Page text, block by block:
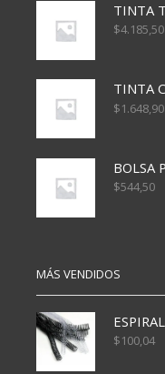
$4.185,50
$1.648,90
$544,50
MÁS VENDIDOS
$100,04